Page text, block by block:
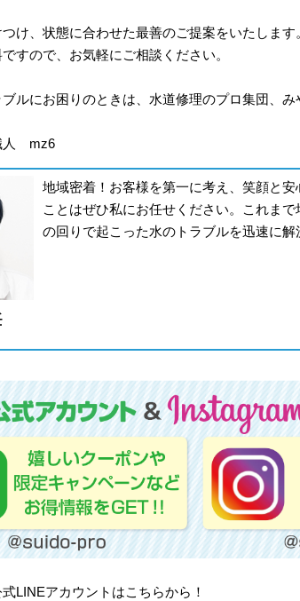
け、状態に合わせた最善のご提案をいたします
すので、お気軽にご相談ください。
ルにお困りのときは、水道修理のプロ集団、み
人 mz6
地域密着！お客様を第一に考え、笑顔と
ことはぜひ私にお任せください。これま
の回りで起こった水のトラブルを迅速に解
LINEアカウントはこちらから！